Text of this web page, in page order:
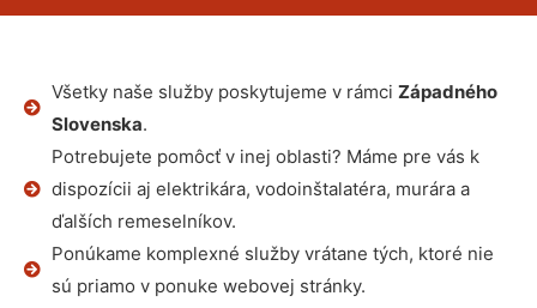
Všetky naše služby poskytujeme v rámci Západného
Slovenska.
Potrebujete pomôcť v inej oblasti? Máme pre vás k
dispozícii aj elektrikára, vodoinštalatéra, murára a
ďalších remeselníkov.
Ponúkame komplexné služby vrátane tých, ktoré nie
sú priamo v ponuke webovej stránky.